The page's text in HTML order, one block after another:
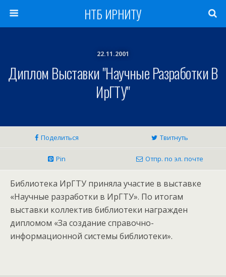
НТБ ИРНИТУ
22.11.2001
Диплом Выставки "Научные Разработки В
ИрГТУ"
Поделиться Твитнуть
Pin Отпр. по эл. почте
Библиотека ИрГТУ приняла участие в выставке
«Научные разработки в ИрГТУ». По итогам
выставки коллектив библиотеки награжден
дипломом «За создание справочно-
информационной системы библиотеки».